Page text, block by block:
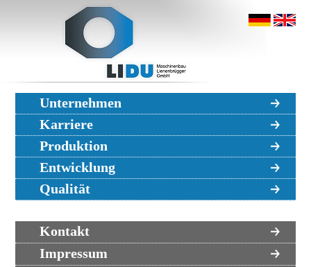
Unternehmen
Karriere
Produktion
Entwicklung
Qualität
Kontakt
Impressum